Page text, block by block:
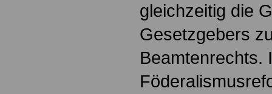
gleichzeitig die
Gesetzgebers
Beamtenrechts.